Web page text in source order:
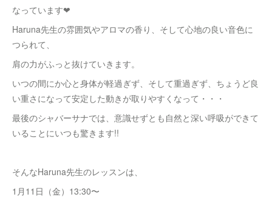
なっています❤︎
Haruna先生の雰囲気やアロマの香り、そして心地の良い音色に
つられて、
肩の力がふっと抜けていきます。
いつの間にか心と身体が軽過ぎず、そして重過ぎず、ちょうど良
い重さになって安定した動きが取りやすくなって・・・
最後のシャバーサナでは、意識せずとも自然と深い呼吸ができて
いることにいつも驚きます!!
そんなHaruna先生のレッスンは、
1月11日（金）13:30〜